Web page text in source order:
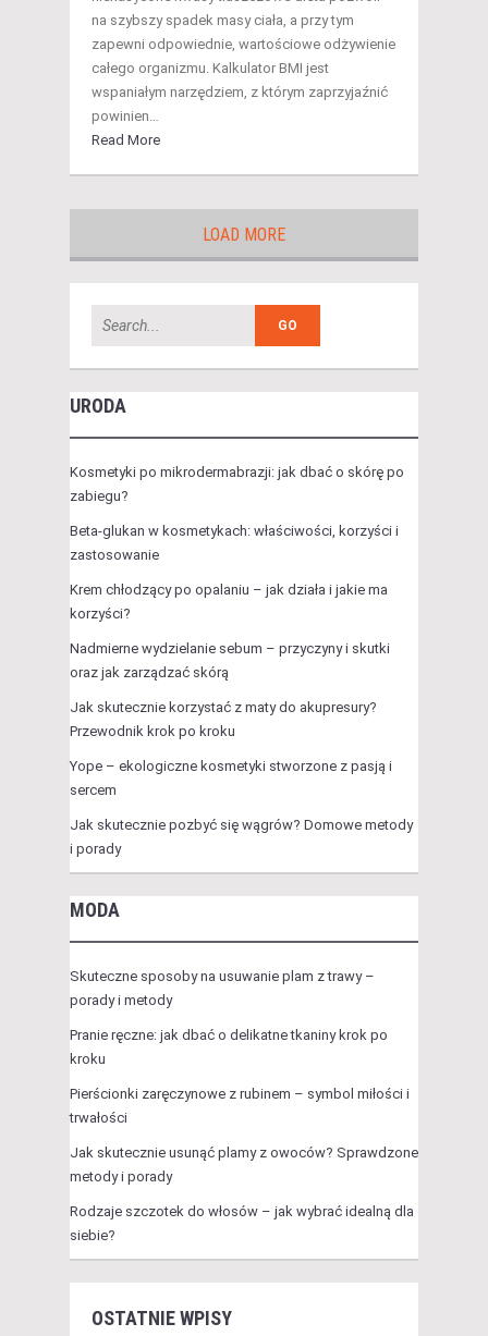
na szybszy spadek masy ciała, a przy tym
zapewni odpowiednie, wartościowe odżywienie
całego organizmu. Kalkulator BMI jest
wspaniałym narzędziem, z którym zaprzyjaźnić
powinien…
Read More
LOAD MORE
URODA
Kosmetyki po mikrodermabrazji: jak dbać o skórę po
zabiegu?
Beta-glukan w kosmetykach: właściwości, korzyści i
zastosowanie
Krem chłodzący po opalaniu – jak działa i jakie ma
korzyści?
Nadmierne wydzielanie sebum – przyczyny i skutki
oraz jak zarządzać skórą
Jak skutecznie korzystać z maty do akupresury?
Przewodnik krok po kroku
Yope – ekologiczne kosmetyki stworzone z pasją i
sercem
Jak skutecznie pozbyć się wągrów? Domowe metody
i porady
MODA
Skuteczne sposoby na usuwanie plam z trawy –
porady i metody
Pranie ręczne: jak dbać o delikatne tkaniny krok po
kroku
Pierścionki zaręczynowe z rubinem – symbol miłości i
trwałości
Jak skutecznie usunąć plamy z owoców? Sprawdzone
metody i porady
Rodzaje szczotek do włosów – jak wybrać idealną dla
siebie?
OSTATNIE WPISY